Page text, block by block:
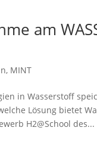
am
, MINT
in Wasserstoff
Lösung bietet
H2@School des...